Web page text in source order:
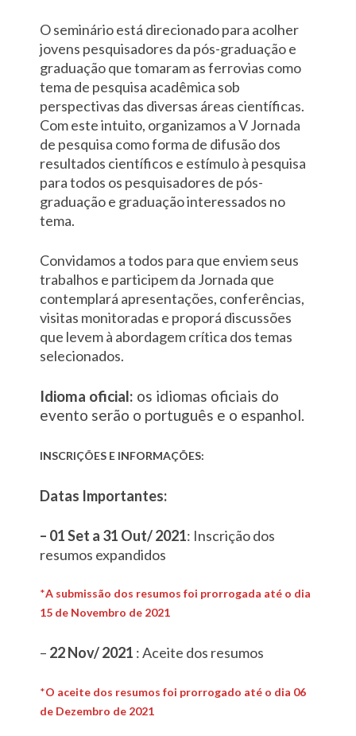
O seminário está direcionado para acolher
jovens pesquisadores da pós-graduação e
graduação que tomaram as ferrovias como
tema de pesquisa acadêmica sob
perspectivas das diversas áreas científicas.
Com este intuito, organizamos a V Jornada
de pesquisa como forma de difusão dos
resultados científicos e estímulo à pesquisa
para todos os pesquisadores de pós-
graduação e graduação interessados no
tema.
Convidamos a todos para que enviem seus
trabalhos e participem da Jornada que
contemplará apresentações, conferências,
visitas monitoradas e proporá discussões
que levem à abordagem crítica dos temas
selecionados.
Idioma oficial: os idiomas oficiais do
evento serão o português e o espanhol.
INSCRIÇÕES E INFORMAÇÕES:
Datas Importantes:
– 01 Set a 31 Out/ 2021: Inscrição dos
resumos expandidos
*A submissão dos resumos foi prorrogada até o dia
15 de Novembro de 2021
– 22 Nov/ 2021 : Aceite dos resumos
*O aceite dos resumos foi prorrogado até o dia 06
de Dezembro de 2021